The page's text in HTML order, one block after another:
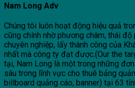
Nam Long Adv
Chúng tôi luôn hoạt động hiệu quả
cũng chính nhờ phương châm, thái độ
chuyên nghiệp, lấy thành công của
nhất mà công ty đạt được.(Our the
tại, Nam Long là một trong những
sâu trong lĩnh vực cho thuê bảng
billboard quảng cáo, banner) tại 63